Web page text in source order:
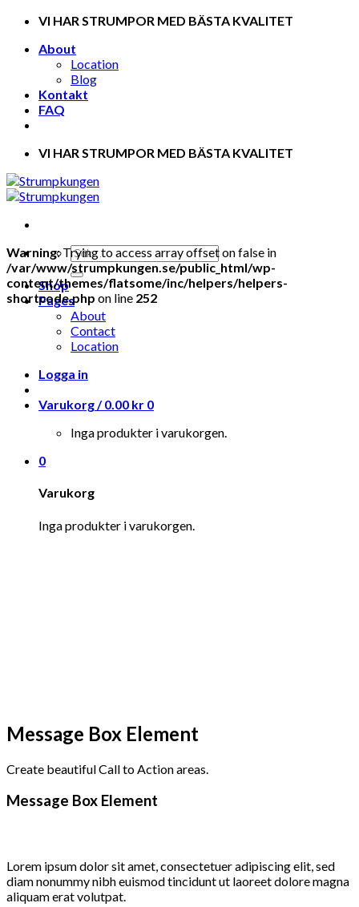
Skip
content
VI HAR STRUMPOR MED BÄSTA KVALITET
About
Location
Blog
Kontakt
FAQ
VI HAR STRUMPOR MED BÄSTA KVALITET
Shop
Pages
About
Contact
Location
Logga in
Varukorg /0.00 kr 0
Inga produkter i varukorgen.
0
Varukorg
Inga produkter i varukorgen.
Warning: Trying to access array offset on false in
/var/www/strumpkungen.se/public_html/wp-
content/themes/flatsome/inc/helpers/helpers-
shortcode.php on line 252
Message Box Element
Create beautiful Call to Action areas.
Message Box Element
Lorem ipsum dolor sit amet, consectetuer adipiscing elit, sed
diam nonummy nibh euismod tincidunt ut laoreet dolore magna
aliquam erat volutpat.